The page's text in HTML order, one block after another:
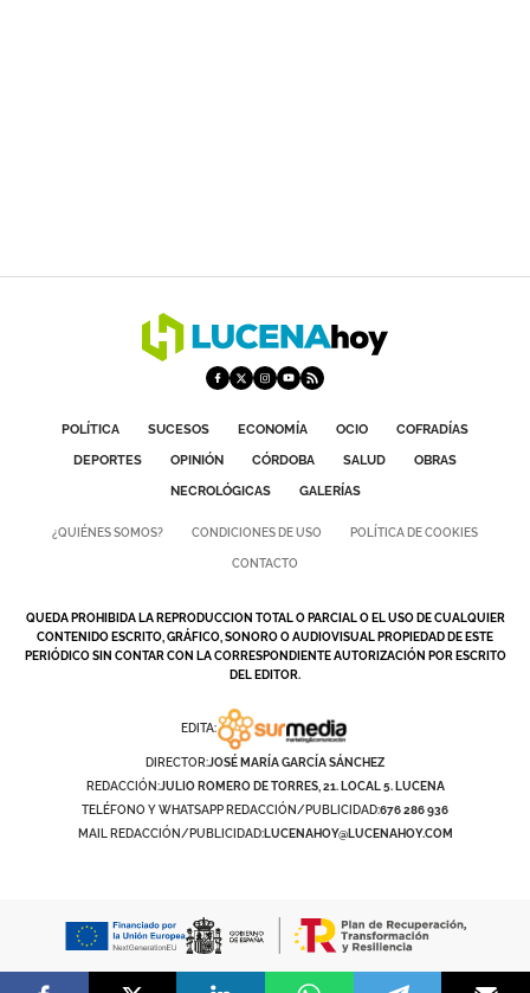
POLÍTICA SUCESOS ECONOMÍA OCIO
COFRADÍAS
DEPORTES
OPINIÓN CÓRDOBA SALUD
OBRAS
NECROLÓGICAS
GALERÍAS
¿QUIÉNES SOMOS? CONDICIONES DE USO POLÍTICA DE COOKIES
CONTACTO
QUEDA PROHIBIDA LA REPRODUCCION TOTAL O PARCIAL O EL USO DE CUALQUIER
CONTENIDO ESCRITO, GRÁFICO, SONORO O AUDIOVISUAL PROPIEDAD DE ESTE
PERIÓDICO SIN CONTAR CON LA CORRESPONDIENTE AUTORIZACIÓN POR ESCRITO
DEL EDITOR.
EDITA:
DIRECTOR:JOSÉ MARÍA GARCÍA SÁNCHEZ
REDACCIÓN:JULIO ROMERO DE TORRES, 21. LOCAL 5. LUCENA
TELÉFONO Y WHATSAPP REDACCIÓN/PUBLICIDAD:676 286 936
MAIL REDACCIÓN/PUBLICIDAD:LUCENAHOY@LUCENAHOY.COM